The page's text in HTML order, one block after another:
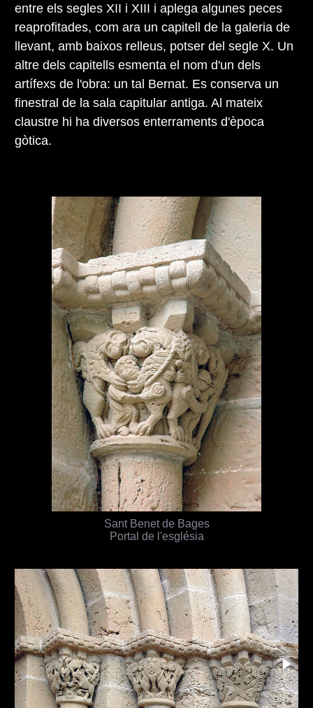
entre els segles XII i XIII i aplega algunes peces
reaprofitades, com ara un capitell de la galeria de
llevant, amb baixos relleus, potser del segle X. Un
altre dels capitells esmenta el nom d'un dels
artífexs de l'obra: un tal Bernat. Es conserva un
finestral de la sala capitular antiga. Al mateix
claustre hi ha diversos enterraments d'època
gòtica.
Sant Benet de Bages
Portal de l'església